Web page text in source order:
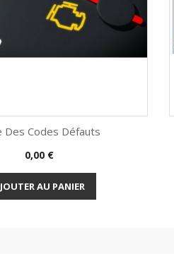
Aperçu rapide
Des Codes Défauts
Prix
0,00 €
AU PANIER